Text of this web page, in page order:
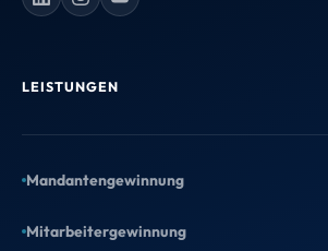
LEISTUNGEN
Mandantengewinnung
Mitarbeitergewinnung